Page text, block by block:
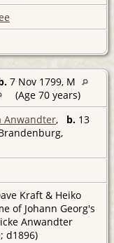
7 Nov 1799, M
(Age 70 years)
Anwandter, b. 13
Kraft & Heiko
of Johann Georg's
Anwandter
d1896)